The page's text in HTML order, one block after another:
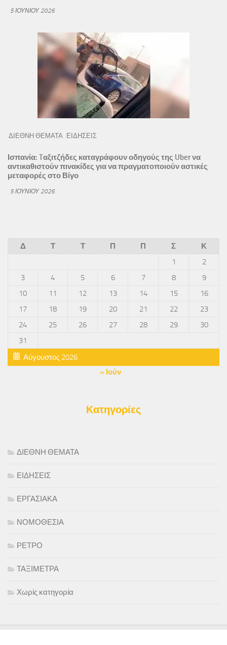
5 ΙΟΥΝΊΟΥ 2026
ΔΙΕΘΝΗ ΘΕΜΑΤΑ ΕΙΔΗΣΕΙΣ
Ισπανία: Tαξιτζήδες καταγράφουν οδηγούς της Uber να
αντικαθιστούν πινακίδες για να πραγματοποιούν αστικές
μεταφορές στο Βίγο
5 ΙΟΥΝΊΟΥ 2026
Αύγουστος 2026
Δ Τ Τ Π Π Σ
Κ
1
2
3
4 5 6 7 8
9
10
11 12 13 14 15
16
17
18 19 20 21 22
23
24
25 26 27 28 29
30
31
« Ιούν
Κατηγορίες
ΔΙΕΘΝΗ ΘΕΜΑΤΑ
ΕΙΔΗΣΕΙΣ
ΕΡΓΑΣΙΑΚΑ
ΝΟΜΟΘΕΣΙΑ
ΡΕΤΡΟ
ΤΑΞΙΜΕΤΡΑ
Χωρίς κατηγορία